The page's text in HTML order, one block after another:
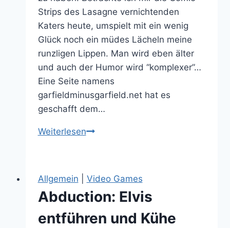
Strips des Lasagne vernichtenden
Katers heute, umspielt mit ein wenig
Glück noch ein müdes Lächeln meine
runzligen Lippen. Man wird eben älter
und auch der Humor wird “komplexer”…
Eine Seite namens
garfieldminusgarfield.net hat es
geschafft dem…
WeiterlesenGarfield
Allgemein
Video Games
Abduction: Elvis
entführen und Kühe